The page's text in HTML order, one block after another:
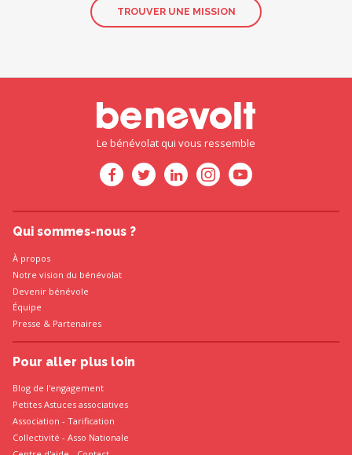
TROUVER UNE MISSION
Le bénévolat qui vous ressemble
Qui sommes-nous ?
À propos
Notre vision du bénévolat
Devenir bénévole
Équipe
Presse & Partenaires
Pour aller plus loin
Blog de l'engagement
Petites Astuces associatives
Association - Tarification
Collectivité - Asso Nationale